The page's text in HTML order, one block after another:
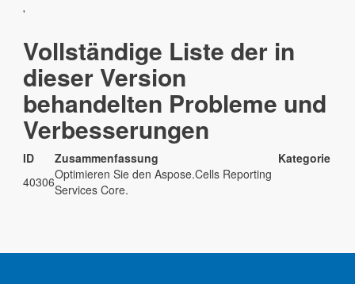
'
Vollständige Liste der in
dieser Version
behandelten Probleme und
Verbesserungen
ID Zusammenfassung
Kategorie
40306Optimieren Sie den Aspose.Cells Reporting
Services Core.